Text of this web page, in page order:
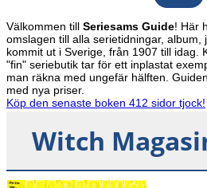
Välkommen till Seriesams Guide! Här
omslagen till alla serietidningar, album,
kommit ut i Sverige, från 1907 till idag.
"fin" seriebutik tar för ett inplastat
man räkna med ungefär hälften.
med nya priser.
Köp den senaste boken 412 sidor tjock!
Witch